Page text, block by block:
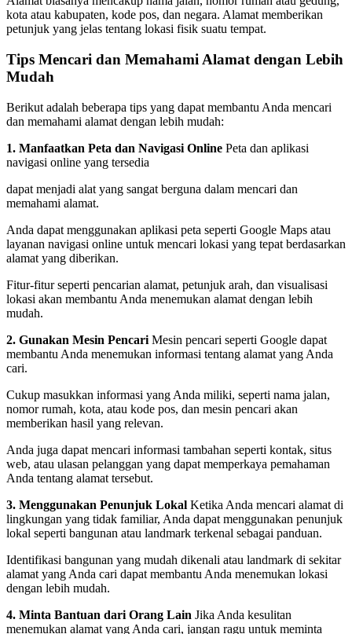
kota atau kabupaten, kode pos, dan negara. Alamat memberikan
petunjuk yang jelas tentang lokasi fisik suatu tempat.
Tips Mencari dan Memahami Alamat dengan Lebih
Mudah
Berikut adalah beberapa tips yang dapat membantu Anda mencari
dan memahami alamat dengan lebih mudah:
1. Manfaatkan Peta dan Navigasi Online Peta dan aplikasi
navigasi online yang tersedia
dapat menjadi alat yang sangat berguna dalam mencari dan
memahami alamat.
Anda dapat menggunakan aplikasi peta seperti Google Maps atau
layanan navigasi online untuk mencari lokasi yang tepat berdasarkan
alamat yang diberikan.
Fitur-fitur seperti pencarian alamat, petunjuk arah, dan visualisasi
lokasi akan membantu Anda menemukan alamat dengan lebih
mudah.
2. Gunakan Mesin Pencari Mesin pencari seperti Google dapat
membantu Anda menemukan informasi tentang alamat yang Anda
cari.
Cukup masukkan informasi yang Anda miliki, seperti nama jalan,
nomor rumah, kota, atau kode pos, dan mesin pencari akan
memberikan hasil yang relevan.
Anda juga dapat mencari informasi tambahan seperti kontak, situs
web, atau ulasan pelanggan yang dapat memperkaya pemahaman
Anda tentang alamat tersebut.
3. Menggunakan Penunjuk Lokal Ketika Anda mencari alamat di
lingkungan yang tidak familiar, Anda dapat menggunakan penunjuk
lokal seperti bangunan atau landmark terkenal sebagai panduan.
Identifikasi bangunan yang mudah dikenali atau landmark di sekitar
alamat yang Anda cari dapat membantu Anda menemukan lokasi
dengan lebih mudah.
4. Minta Bantuan dari Orang Lain Jika Anda kesulitan
menemukan alamat yang Anda cari, jangan ragu untuk meminta